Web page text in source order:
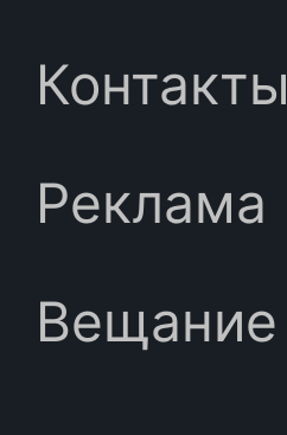
Контакты
Реклама
Вещание